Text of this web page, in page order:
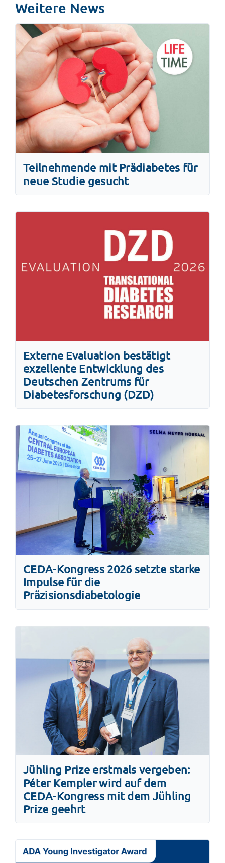
Weitere News
Teilnehmende mit Prädiabetes für
neue Studie gesucht
Externe Evaluation bestätigt
exzellente Entwicklung des
Deutschen Zentrums für
Diabetesforschung (DZD)
CEDA-Kongress 2026 setzte starke
Impulse für die
Präzisionsdiabetologie
Jühling Prize erstmals vergeben:
Péter Kempler wird auf dem
CEDA-Kongress mit dem Jühling
Prize geehrt